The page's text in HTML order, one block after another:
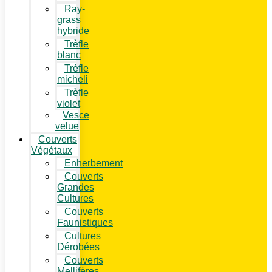
Ray-
grass
hybride
Trèfle
blanc
Trèfle
micheli
Trèfle
violet
Vesce
velue
Couverts
Végétaux
Enherbement
Couverts
Grandes
Cultures
Couverts
Faunistiques
Cultures
Dérobées
Couverts